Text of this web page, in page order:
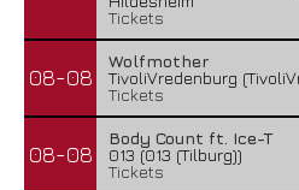
Tickets
08-08
Wolfmother
TivoliVredenburg
Tickets
08-08
Body Count ft. Ice-T
013 (013 (Tilburg))
Tickets